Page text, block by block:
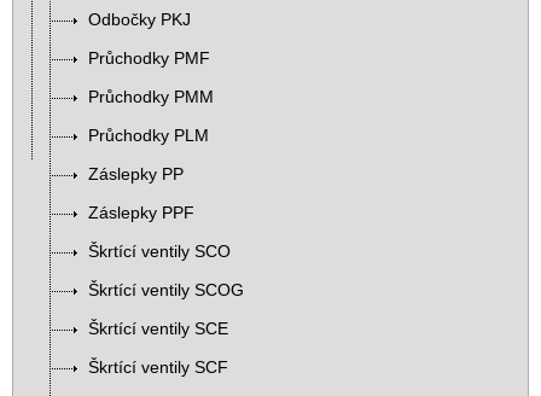
Odbočky PKJ
Průchodky PMF
Průchodky PMM
Průchodky PLM
Záslepky PP
Záslepky PPF
Škrtící ventily SCO
Škrtící ventily SCOG
Škrtící ventily SCE
Škrtící ventily SCF